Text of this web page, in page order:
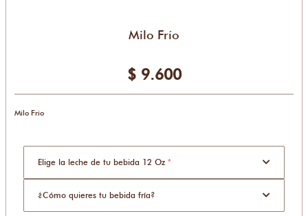
Milo Frío
$ 9.600
Milo Frío
Elige la leche de tu bebida 12 Oz *
¿Cómo quieres tu bebida fría?